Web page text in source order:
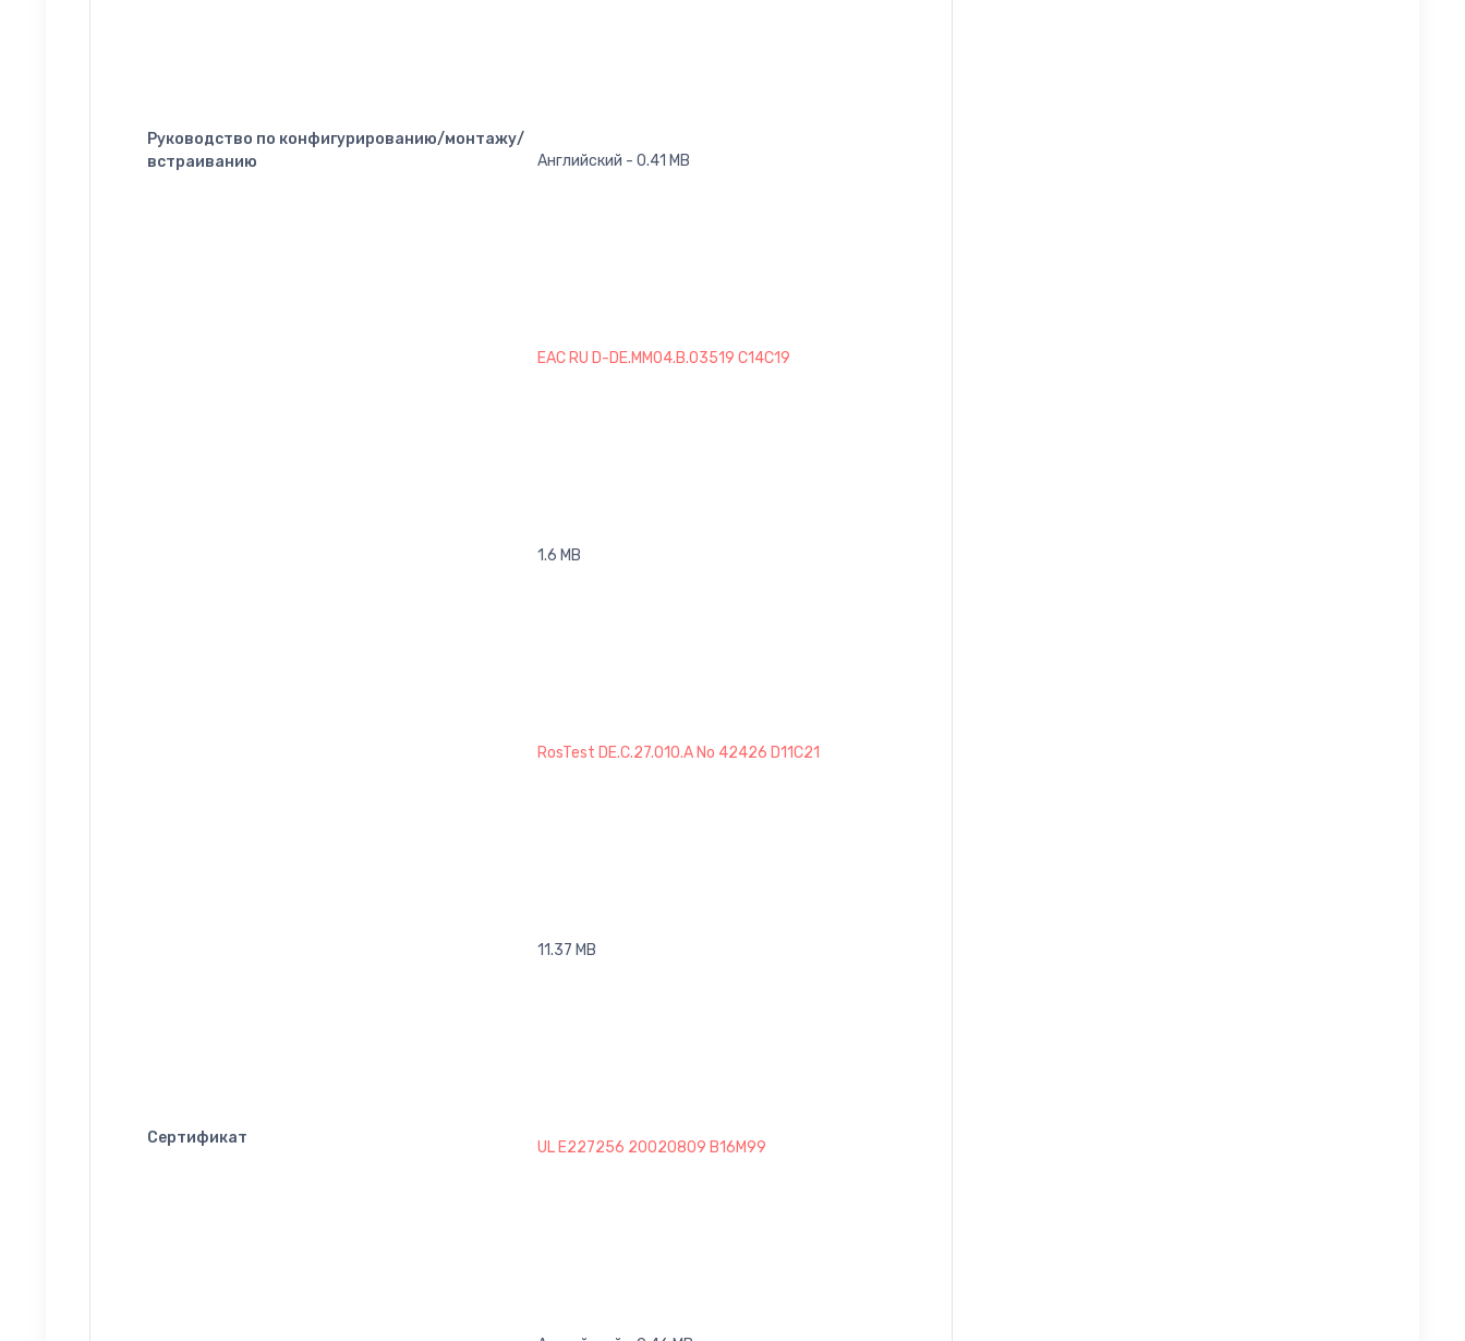
Руководство по конфигурированию/монтажу/
встраиванию
Английский - 0.41 MB
Сертификат
EAC RU D-DE.MM04.B.03519 C14C19
1.6 MB
RosTest DE.C.27.010.A No 42426 D11C21
11.37 MB
UL E227256 20020809 B16M99